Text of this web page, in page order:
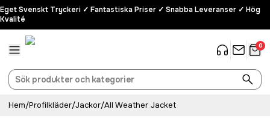
Eget Svenskt Tryckeri ✓ Fantastiska Priser ✓ Snabba Leveranser ✓ Hög
Kvalité
0
Hem/Profilkläder/Jackor/All Weather Jacket